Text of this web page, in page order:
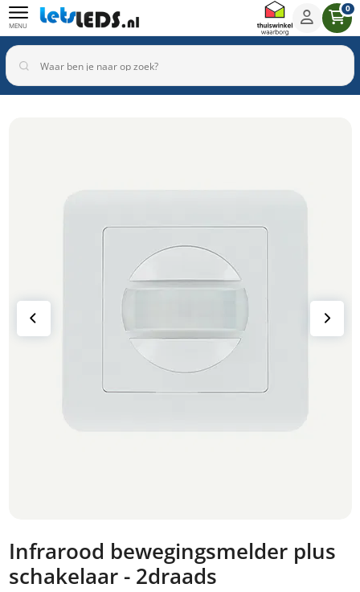
MENU
0
Infrarood bewegingsmelder plus
schakelaar - 2draads